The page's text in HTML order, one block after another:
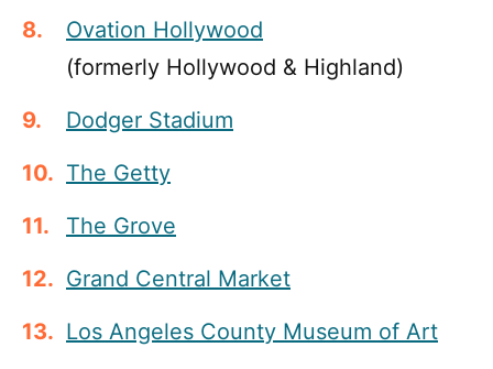
Ovation Hollywood
(formerly Hollywood & Highland)
Dodger Stadium
The Getty
The Grove
Grand Central Market
Los Angeles County Museum of Art